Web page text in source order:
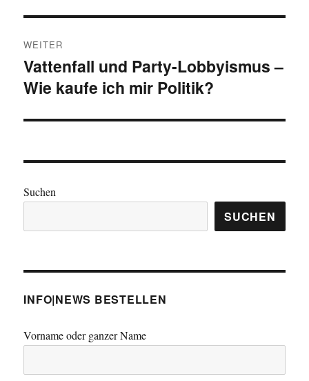
WEITER
Nächster
Beitrag:
Vattenfall und Party-Lobbyismus –
Wie kaufe ich mir Politik?
Suchen
SUCHEN
INFO|NEWS BESTELLEN
Vorname oder ganzer Name